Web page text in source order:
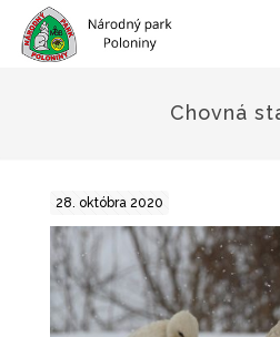
Chovná
28. októbra 2020